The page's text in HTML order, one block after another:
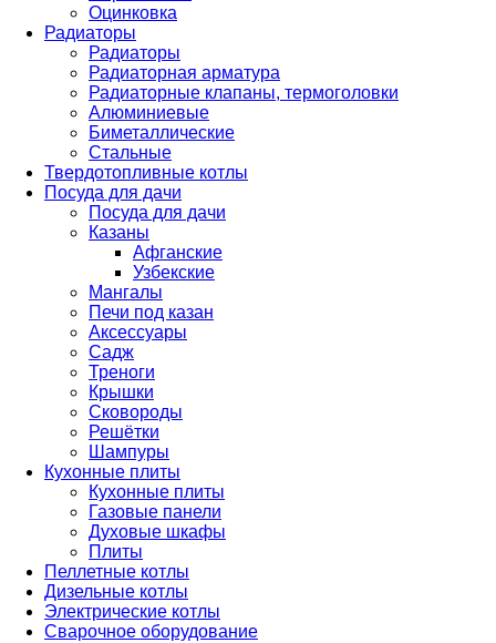
Оцинковка
Радиаторы
Радиаторы
Радиаторная арматура
Радиаторные клапаны, термоголовки
Алюминиевые
Биметаллические
Стальные
Твердотопливные котлы
Посуда для дачи
Посуда для дачи
Казаны
Афганские
Узбекские
Мангалы
Печи под казан
Аксессуары
Садж
Треноги
Крышки
Сковороды
Решётки
Шампуры
Кухонные плиты
Кухонные плиты
Газовые панели
Духовые шкафы
Плиты
Пеллетные котлы
Дизельные котлы
Электрические котлы
Сварочное оборудование